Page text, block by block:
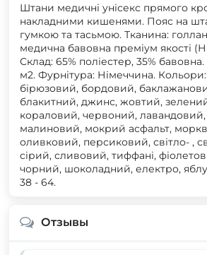
Штани медичні унісекс прямого
накладними кишенями. Пояс на
гумкою та тасьмою. Тканина:
медична бавовна преміум якості
Склад: 65% поліестер, 35% бавовна.
м2. Фурнітура: Німеччина. Кольори:
бірюзовий, бордовий,
блакитний, джинс, жовтий,
кораловий, червоний,
малиновий, мокрий асфальт,
оливковий, персиковий, світло- ,
сірий, сливовий, тиффані,
чорний, шоколадний, електро,
38 - 64.
Отзывы